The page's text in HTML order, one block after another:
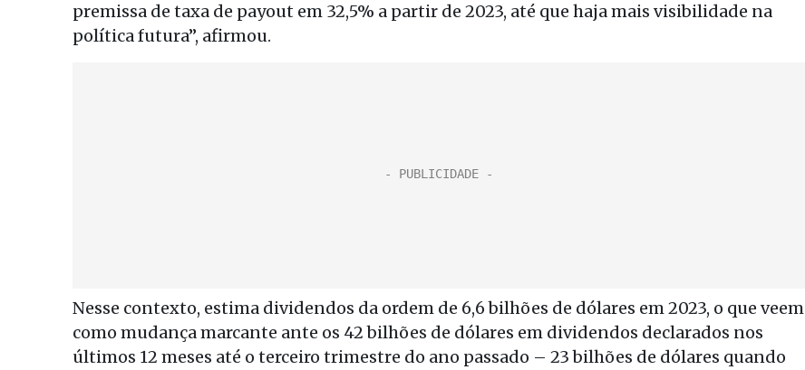
premissa de taxa de payout em 32,5% a partir de 2023, até que haja mais visibilidade na
política futura”, afirmou.
Nesse contexto, estima dividendos da ordem de 6,6 bilhões de dólares em 2023, o que veem
como mudança marcante ante os 42 bilhões de dólares em dividendos declarados nos
últimos 12 meses até o terceiro trimestre do ano passado – 23 bilhões de dólares quando